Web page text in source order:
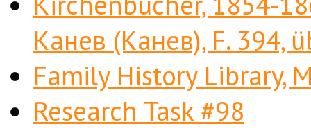
Канев (Канев), F. 394,
Family History Library,
Research Task #98